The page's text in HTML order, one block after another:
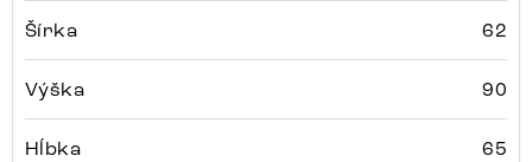
Šírka 62
Výška 90
Hĺbka 65